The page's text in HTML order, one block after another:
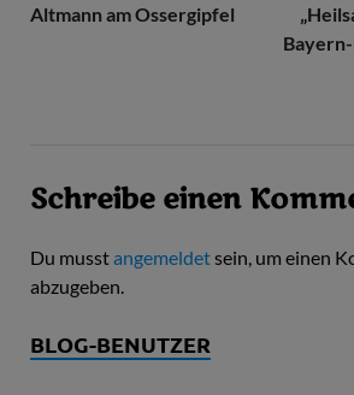
Altmann am Ossergipfel
Schreibe einen
Du musstangemeldetsein, um einen
abzugeben.
BLOG-BENUTZER